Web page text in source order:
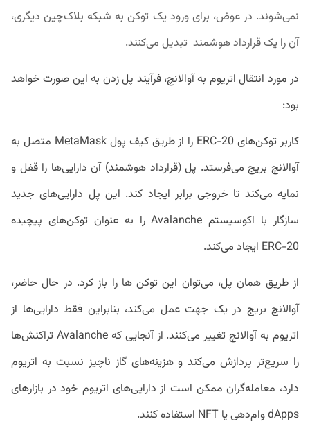
نمی‌شوند. در عوض، برای ورود یک توکن به شبکه بلاک‌چین دیگری،
آن را یک قرارداد هوشمند تبدیل می‌کنند.
در مورد انتقال اتریوم به آوالانچ، فرآیند پل زدن به این صورت خواهد
بود:
کاربر توکن‌های ERC-20 را از طریق کیف پول MetaMask متصل به
آوالانچ بریج می‌فرستد. پل (قرارداد هوشمند) آن دارایی‌ها را قفل و
نمایه می‌کند تا خروجی برابر ایجاد کند. این پل دارایی‌های جدید
سازگار با اکوسیستم Avalanche را به عنوان توکن‌های پیچیده
ERC-20 ایجاد می‌کند.
از طریق همان پل، می‌توان این توکن ها را باز کرد. در حال حاضر،
آوالانچ بریج در یک جهت عمل می‌کند، بنابراین فقط دارایی‌ها از
اتریوم به آوالانچ تغییر می‌کنند. از آنجایی که Avalanche تراکنش‌ها
را سریع‌تر پردازش می‌کند و هزینه‌های گاز ناچیز نسبت به اتریوم
دارد، معامله‌گران ممکن است از دارایی‌های اتریوم خود در بازارهای
dApps وام‌دهی یا NFT استفاده کنند.